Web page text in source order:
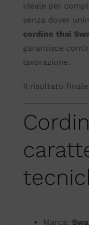
ideale per
senza dover
cordino thai
garantisce
lavorazione.
Il risultato
Marca: